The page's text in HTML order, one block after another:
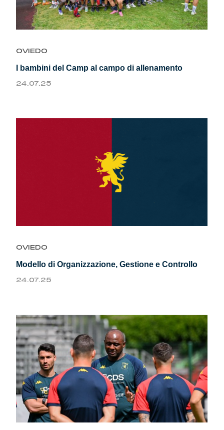
OVIEDO
I bambini del Camp al campo di allenamento
24.07.25
OVIEDO
Modello di Organizzazione, Gestione e Controllo
24.07.25